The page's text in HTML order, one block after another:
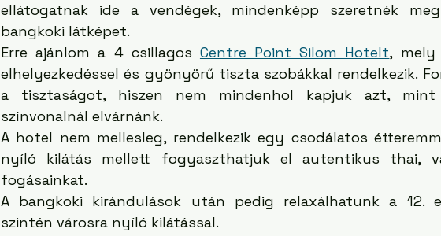
ellátogatnak ide a vendégek, mindenképp szeretnék
bangkoki látképet.
Erre ajánlom a 4 csillagos Centre Point Silom Hotelt, mely
elhelyezkedéssel és gyönyörű tiszta szobákkal rendelkezik.
a tisztaságot, hiszen nem mindenhol kapjuk azt,
színvonalnál elvárnánk.
A hotel nem mellesleg, rendelkezik egy csodálatos
nyíló kilátás mellett fogyaszthatjuk el autentikus thai,
fogásainkat.
A bangkoki kirándulások után pedig relaxálhatunk a 12.
szintén városra nyíló kilátással.